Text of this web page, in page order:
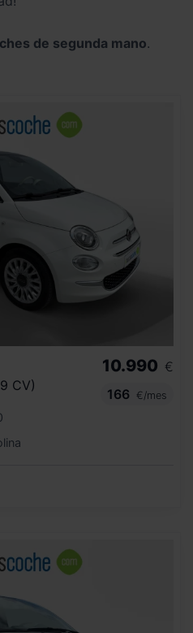
de segunda mano.
CV)
10.990 €
166
€/mes